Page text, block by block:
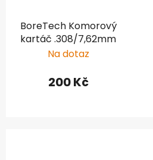
BoreTech Komorový
kartáč .308/7,62mm
Na dotaz
200 Kč